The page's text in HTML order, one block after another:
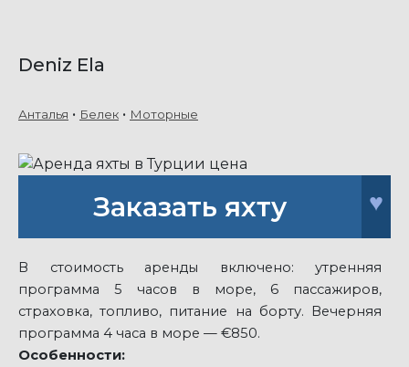
Deniz Ela
Анталья Белек Моторные
Заказать яхту ♥
В стоимость аренды включено: утренняя
программа 5 часов в море, 6 пассажиров,
страховка, топливо, питание на борту. Вечерняя
программа 4 часа в море — €850.
Особенности: